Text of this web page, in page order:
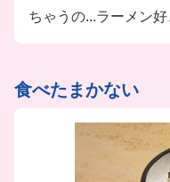
ちゃうの...ラーメン
食べたまかない